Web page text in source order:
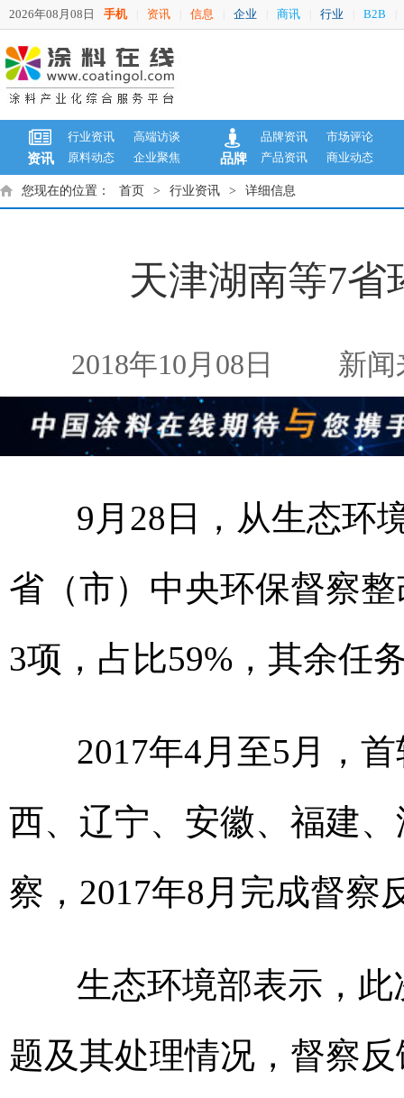
2026年08月08日 手机 资讯 信息 企业 商讯 行业 B2B
资讯
行业资讯
高端访谈
原料动态
企业聚焦 品牌
品牌资讯
市场评论
产品资讯
商业动态
您现在的位置： 首页 > 行业资讯 > 详细信息
天津湖南等7
2018年10月08日 新闻
9月28日，从生态环
省（市）中央环保督察
3项，占比59%，其余任
2017年4月至5月，
西、辽宁、安徽、福建
察，2017年8月完成督察
生态环境部表示，此
题及其处理情况，督察